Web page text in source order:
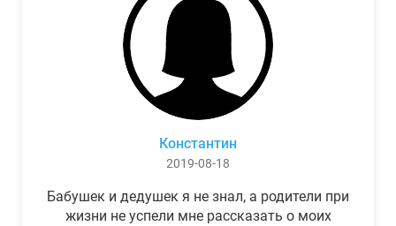
Константин
2019-08-18
Бабушек и дедушек я не знал, а родители при
жизни не успели мне рассказать о моих